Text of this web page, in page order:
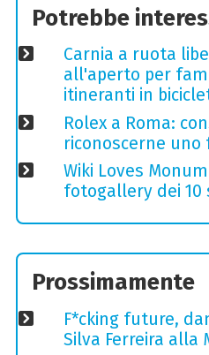
Potrebbe
Carnia a ruota
all'aperto per
itineranti in
Rolex a Roma:
riconoscerne uno
Wiki Loves
fotogallery dei 10
Prossimamente
F*cking future,
Silva Ferreira alla